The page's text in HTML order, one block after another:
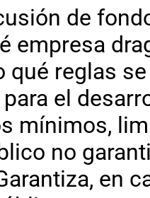
de
empresa
qué reglas
el
mínimos,
no
en